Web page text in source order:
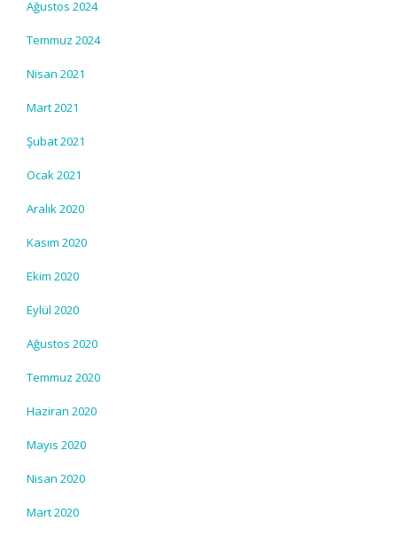
Ağustos 2024
Temmuz 2024
Nisan 2021
Mart 2021
Şubat 2021
Ocak 2021
Aralık 2020
Kasım 2020
Ekim 2020
Eylül 2020
Ağustos 2020
Temmuz 2020
Haziran 2020
Mayıs 2020
Nisan 2020
Mart 2020